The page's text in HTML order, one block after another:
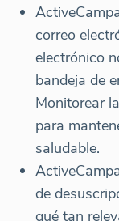
correo
electrónico
bandeja de
Monitorear
para
saludable.
de
qué tan